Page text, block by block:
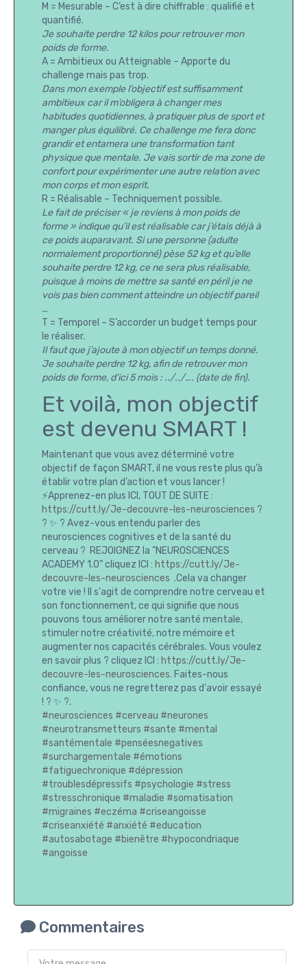
M = Mesurable – C’est à dire chiffrable : qualifié et
quantifié.
Je souhaite perdre 12 kilos pour retrouver mon
poids de forme.
A = Ambitieux ou Atteignable – Apporte du
challenge mais pas trop.
Dans mon exemple l’objectif est suffisamment
ambitieux car il m’obligera à changer mes
habitudes quotidiennes, à pratiquer plus de sport et
manger plus équilibré. Ce challenge me fera donc
grandir et entamera une transformation tant
physique que mentale. Je vais sortir de ma zone de
confort pour expérimenter une autre relation avec
mon corps et mon esprit.
R = Réalisable – Techniquement possible.
Le fait de préciser « je reviens à mon poids de
forme » indique qu’il est réalisable car j’étais déjà à
ce poids auparavant. Si une personne (adulte
normalement proportionné) pèse 52 kg et qu’elle
souhaite perdre 12 kg, ce ne sera plus réalisable,
puisque à moins de mettre sa santé en péril je ne
vois pas bien comment atteindre un objectif pareil
…
T = Temporel – S’accorder un budget temps pour
le réaliser.
Il faut que j’ajoute à mon objectif un temps donné.
Je souhaite perdre 12 kg, afin de retrouver mon
poids de forme, d’ici 5 mois : ../../…. (date de fin).
Et voilà, mon objectif
est devenu SMART !
Maintenant que vous avez déterminé votre
objectif de façon SMART, il ne vous reste plus qu’à
établir votre plan d’action et vous lancer !
⚡Apprenez-en plus ICI, TOUT DE SUITE :
https://cutt.ly/Je-decouvre-les-neurosciences ?
? ✨ ? Avez-vous entendu parler des
neurosciences cognitives et de la santé du
cerveau ? REJOIGNEZ la "NEUROSCIENCES
ACADEMY 1.0" cliquez ICI : https://cutt.ly/Je-
decouvre-les-neurosciences .Cela va changer
votre vie ! Il s'agit de comprendre notre cerveau et
son fonctionnement, ce qui signifie que nous
pouvons tous améliorer notre santé mentale,
stimuler notre créativité, notre mémoire et
augmenter nos capacités cérébrales. Vous voulez
en savoir plus ? cliquez ICI : https://cutt.ly/Je-
decouvre-les-neurosciences. Faites-nous
confiance, vous ne regretterez pas d'avoir essayé
! ? ✨ ?.
#neurosciences #cerveau #neurones
#neurotransmetteurs #sante #mental
#santémentale #penséesnegatives
#surchargementale #émotions
#fatiguechronique #dépression
#troublesdépressifs #psychologie #stress
#stresschronique #maladie #somatisation
#migraines #eczéma #criseangoisse
#criseanxiété #anxiété #education
#autosabotage #bienêtre #hypocondriaque
#angoisse
Commentaires